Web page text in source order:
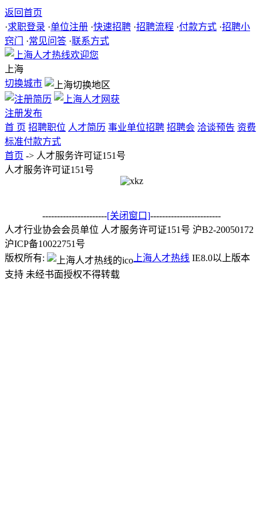
返回首页
·求职登录 ·单位注册 ·快速招聘 ·招聘流程 ·付款方式 ·招聘小
窍门
·常见问答 ·联系方式
上海
切换城市
注册发布
首 页 招聘职位 人才简历 事业单位招聘 招聘会 洽谈预告 资费
标准付款方式
首页 -> 人才服务许可证151号
人才服务许可证151号
----------------------[关闭窗口]------------------------
人才行业协会会员单位 人才服务许可证151号 沪B2-20050172
沪ICP备10022751号
版权所有:
上海人才热线 IE8.0以上版本
支持 未经书面授权不得转载